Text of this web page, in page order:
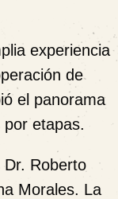
experiencia
de
el panorama
etapas.
Roberto
Morales. La